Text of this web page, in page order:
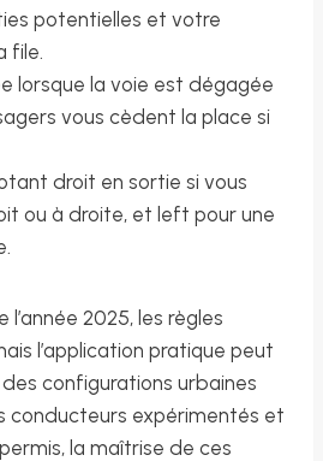
potentielles et votre
file.
lorsque la voie est dégagée
vous cèdent la place si
droit en sortie si vous
ou à droite, et left pour une
2025, les règles
l’application pratique peut
configurations urbaines
conducteurs expérimentés et
la maîtrise de ces